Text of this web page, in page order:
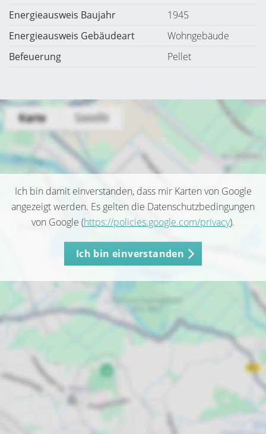
Energieausweis Baujahr
1945
Energieausweis Gebäudeart
Wohngebäude
Befeuerung
Pellet
Ich bin damit einverstanden, dass mir Karten von Google
angezeigt werden. Es gelten die Datenschutzbedingungen
von Google (https://policies.google.com/privacy).
Ich bin einverstanden